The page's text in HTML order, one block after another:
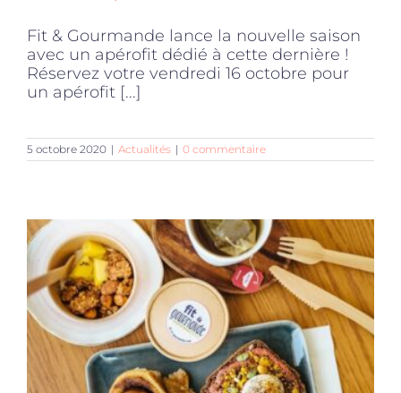
Fit & Gourmande lance la nouvelle saison
avec un apérofit dédié à cette dernière !
Réservez votre vendredi 16 octobre pour
un apérofit [...]
5 octobre 2020 | Actualités | 0 commentaire